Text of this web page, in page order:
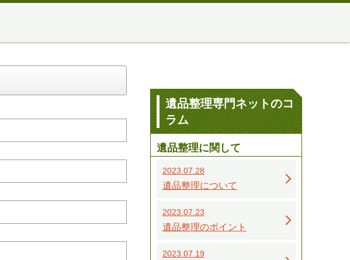
遺品整理専門ネットのコ
ラム
遺品整理に関して
2023.07.28
遺品整理について
2023.07.23
遺品整理のポイント
2023.07.19